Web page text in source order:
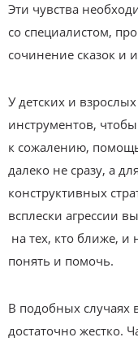
Эти чувства
со специалистом,
сочинение сказок и
У детских и
инструментов,
к сожалению,
далеко не сразу, а
конструктивных
всплески агрессии
на тех, кто ближе, и
понять и помочь.
В подобных случаях
достаточно жестко.